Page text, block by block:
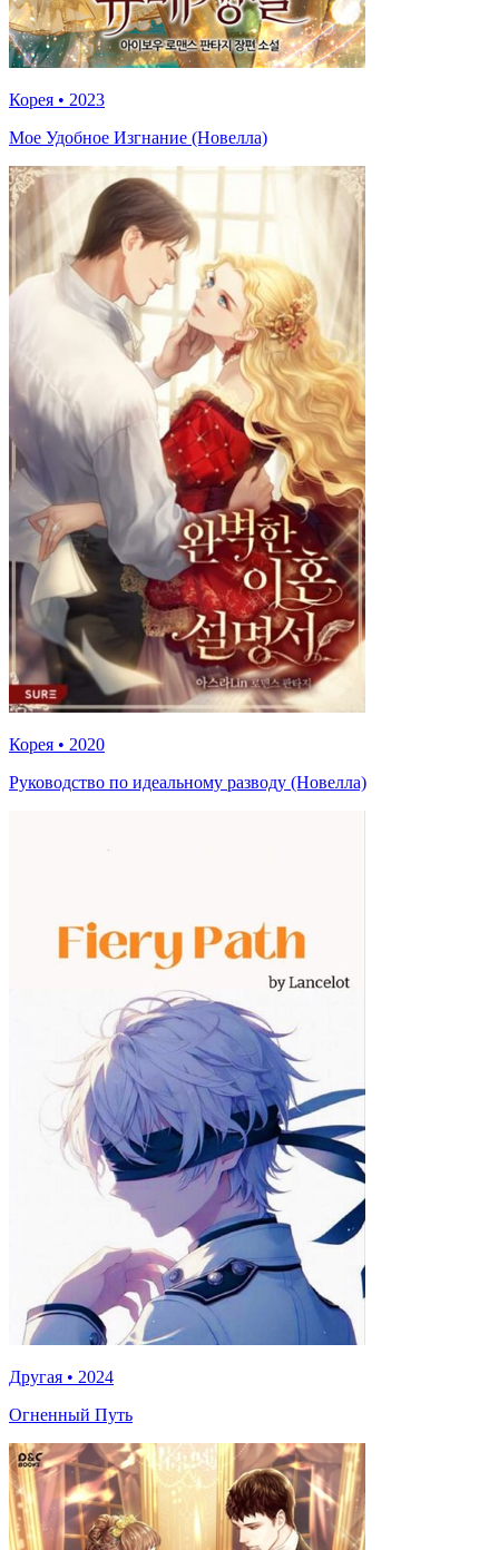
Корея • 2023
Мое Удобное Изгнание (Новелла)
Корея • 2020
Руководство по идеальному разводу (Новелла)
Другая • 2024
Огненный Путь